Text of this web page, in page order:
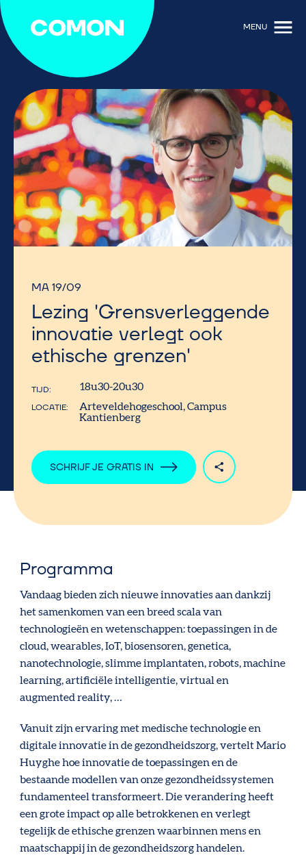
MENU
MA 19/09
Lezing 'Grensverleggende
innovatie verlegt ook
ethische grenzen'
TIJD 18u30-20u30
LOCATIE
Arteveldehogeschool, Campus
Kantienberg
SCHRIJF JE GRATIS IN
Programma
Vandaag bieden zich nieuwe innovaties aan dankzij
het samenkomen van een breed scala van
technologieën en wetenschappen: toepassingen in de
cloud, wearables, IoT, biosensoren, genetica,
nanotechnologie, slimme implantaten, robots, machine
learning, artificiële intelligentie, virtual en
augmented reality, …
Vanuit zijn ervaring met medische technologie en
digitale innovatie in de gezondheidszorg, vertelt Mario
Huyghe hoe innovatie de toepassingen en de
bestaande modellen van onze gezondheidssystemen
fundamenteel transformeert. Die verandering heeft
een grote impact op alle betrokkenen en verlegt
tegelijk de ethische grenzen waarbinnen mens en
maatschappij in de gezondheidszorg handelen.